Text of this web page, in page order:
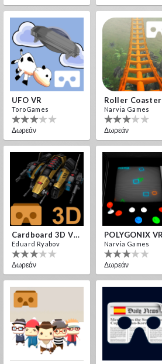
UFO VR
ToroGames
Δωρεάν
Narvia Games
Δωρεάν
Cardboard 3D VR Space FPS Game
Eduard Ryabov
Δωρεάν
POLYGONIX VR
Narvia Games
Δωρεάν